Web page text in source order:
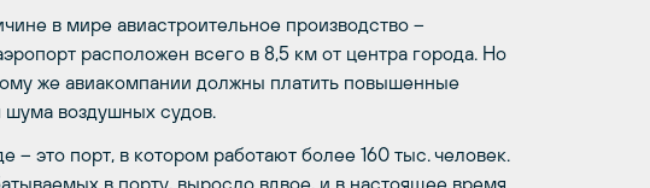
в мире авиастроительное производство –
расположен всего в 8,5 км от центра города. Но
же авиакомпании должны платить повышенные
шума воздушных судов.
– это порт, в котором работают более 160 тыс. человек.
в порту, выросло вдвое, и в настоящее время